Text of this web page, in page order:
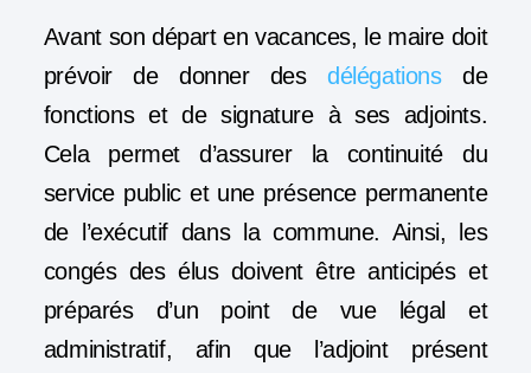
Avant son départ en vacances, le maire doit
prévoir de donner des délégationsde
fonctions et de signature à ses adjoints.
Cela permet d’assurer la continuité du
service public et une présence permanente
de l’exécutif dans la commune. Ainsi, les
congés des élus doivent être anticipés et
préparés d’un point de vue légal et
administratif, afin que l’adjoint présent